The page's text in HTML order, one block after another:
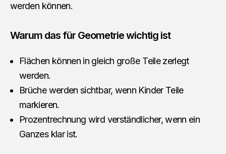
werden können.
Warum das für Geometrie wichtig ist
Flächen können in gleich große Teile zerlegt
werden.
Brüche werden sichtbar, wenn Kinder Teile
markieren.
Prozentrechnung wird verständlicher, wenn ein
Ganzes klar ist.